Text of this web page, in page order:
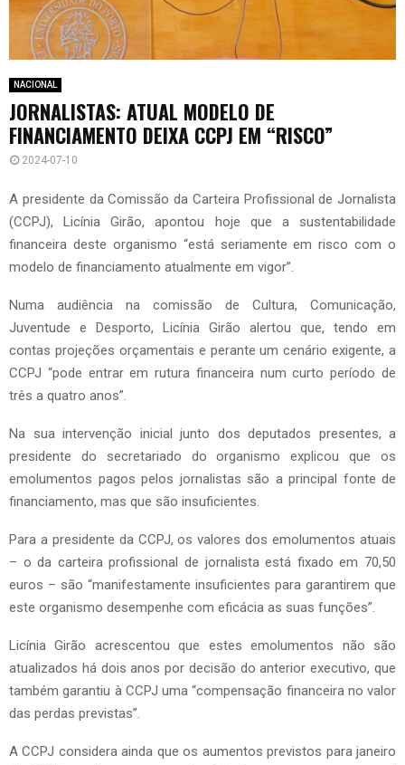
NACIONAL
JORNALISTAS: ATUAL MODELO DE
FINANCIAMENTO DEIXA CCPJ EM “RISCO”
2024-07-10
A presidente da Comissão da Carteira Profissional de Jornalista
(CCPJ), Licínia Girão, apontou hoje que a sustentabilidade
financeira deste organismo “está seriamente em risco com o
modelo de financiamento atualmente em vigor”.
Numa audiência na comissão de Cultura, Comunicação,
Juventude e Desporto, Licínia Girão alertou que, tendo em
contas projeções orçamentais e perante um cenário exigente, a
CCPJ “pode entrar em rutura financeira num curto período de
três a quatro anos”.
Na sua intervenção inicial junto dos deputados presentes, a
presidente do secretariado do organismo explicou que os
emolumentos pagos pelos jornalistas são a principal fonte de
financiamento, mas que são insuficientes.
Para a presidente da CCPJ, os valores dos emolumentos atuais
– o da carteira profissional de jornalista está fixado em 70,50
euros – são “manifestamente insuficientes para garantirem que
este organismo desempenhe com eficácia as suas funções”.
Licínia Girão acrescentou que estes emolumentos não são
atualizados há dois anos por decisão do anterior executivo, que
também garantiu à CCPJ uma “compensação financeira no valor
das perdas previstas”.
A CCPJ considera ainda que os aumentos previstos para janeiro